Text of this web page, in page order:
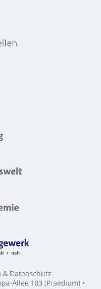
& Datenschutz
Allee 103 (Praedium) •